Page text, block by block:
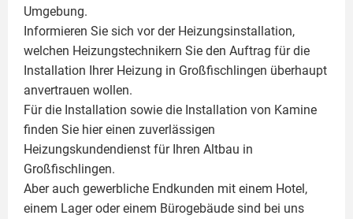
Umgebung.
Informieren Sie sich vor der Heizungsinstallation,
welchen Heizungstechnikern Sie den Auftrag für die
Installation Ihrer Heizung in Großfischlingen überhaupt
anvertrauen wollen.
Für die Installation sowie die Installation von Kamine
finden Sie hier einen zuverlässigen
Heizungskundendienst für Ihren Altbau in
Großfischlingen.
Aber auch gewerbliche Endkunden mit einem Hotel,
einem Lager oder einem Bürogebäude sind bei uns